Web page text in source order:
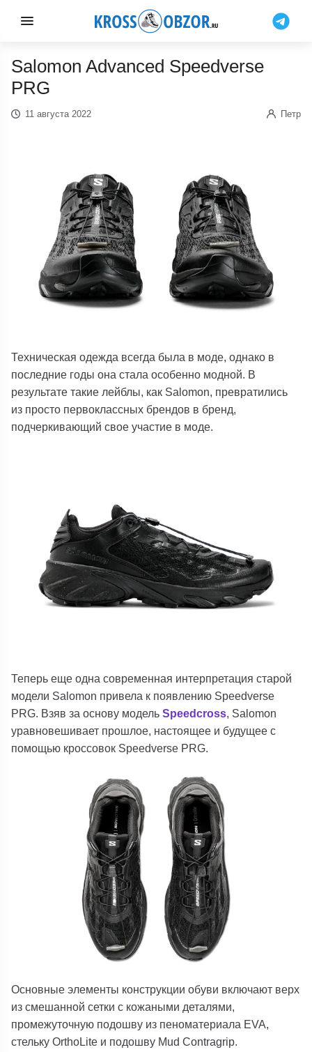
Salomon Advanced Speedverse
PRG
11 августа 2022 Петр
Техническая одежда всегда была в моде, однако в
последние годы она стала особенно модной. В
результате такие лейблы, как Salomon, превратились
из просто первоклассных брендов в бренд,
подчеркивающий свое участие в моде.
Теперь еще одна современная интерпретация старой
модели Salomon привела к появлению Speedverse
PRG. Взяв за основу модельSpeedcross, Salomon
уравновешивает прошлое, настоящее и будущее с
помощью кроссовок Speedverse PRG.
Основные элементы конструкции обуви включают верх
из смешанной сетки с кожаными деталями,
промежуточную подошву из пеноматериала EVA,
стельку OrthoLite и подошву Mud Contragrip.